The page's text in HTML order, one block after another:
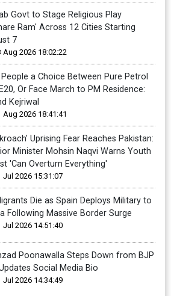
Govt to Stage Religious Play
Ram' Across 12 Cities Starting
7
Aug 2026 18:02:22
a Choice Between Pure Petrol
Or Face March to PM Residence:
Kejriwal
Aug 2026 18:41:41
Uprising Fear Reaches Pakistan:
Minister Mohsin Naqvi Warns Youth
'Can Overturn Everything'
Jul 2026 15:31:07
Die as Spain Deploys Military to
Following Massive Border Surge
Jul 2026 14:51:40
Poonawalla Steps Down from BJP
Social Media Bio
Jul 2026 14:34:49